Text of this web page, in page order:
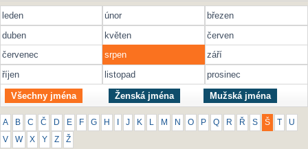
leden únor
březen
duben
květen
červen
červenec
srpen
září
říjen
listopad prosinec
Všechny jména Ženská jména Mužská jména
A B C Č D E F G H J K M N O P Q R Ř S Š U
V W X Y Z Ž